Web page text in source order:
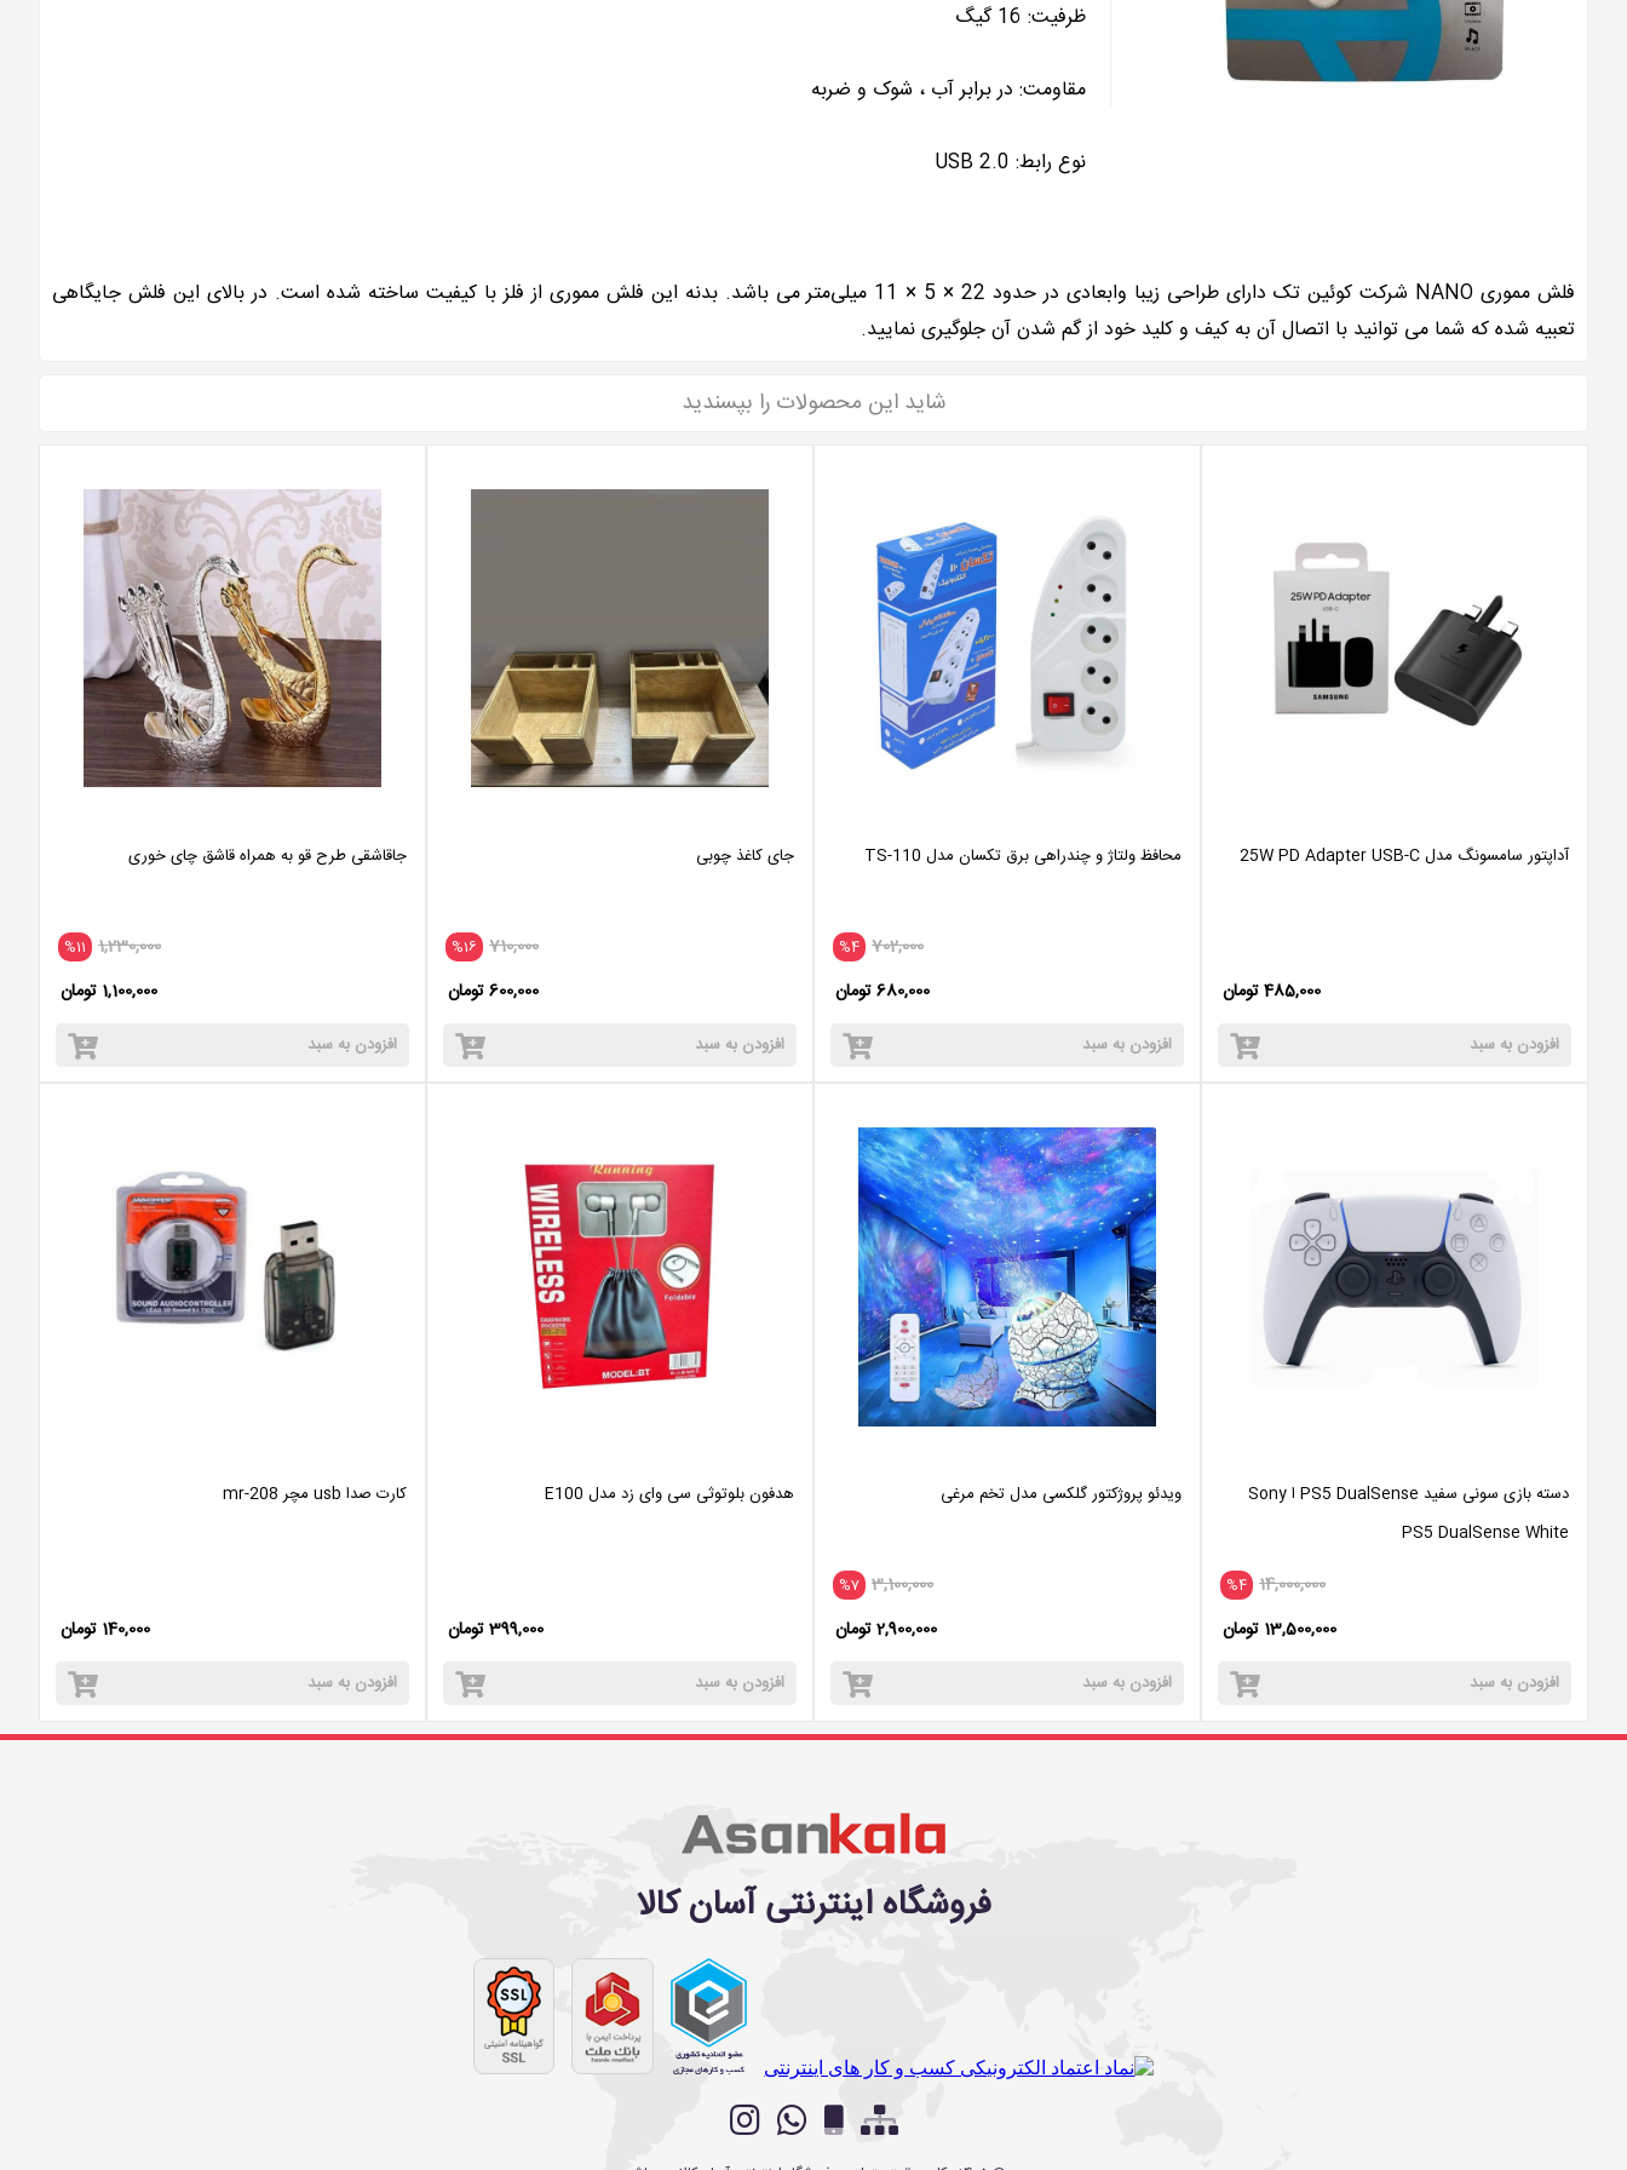
ظرفیت: 16 گیگ
مقاومت: در برابر آب ، شوک و ضربه
نوع رابط: USB 2.0
فلش مموری NANO شرکت کوئین تک دارای طراحی زیبا وابعادی در حدود 22 × 5 × 11 میلی‌متر می باشد. بدنه این فلش مموری از فلز با کیفیت ساخته شده است. در بالای این فلش جایگاهی
تعبیه شده که شما می توانید با اتصال آن به کیف و کلید خود از گم شدن آن جلوگیری نمایید.
شاید این محصولات را بپسندید
آداپتور سامسونگ مدل 25W PD Adapter USB-C
485,000 تومان
افزودن به سبد
محافظ ولتاژ و چندراهی برق تکسان مدل TS-110
%4 702,000
680,000 تومان
افزودن به سبد
جای کاغذ چوبی
%16 710,000
600,000 تومان
افزودن به سبد
جاقاشقی طرح قو به همراه قاشق چای خوری
%11 1,230,000
1,100,000 تومان
افزودن به سبد
دسته بازی سونی سفید PS5 DualSense ا Sony
PS5 DualSense White
%4 14,000,000
13,500,000 تومان
افزودن به سبد
ویدئو پروژکتور گلکسی مدل تخم مرغی
%7 3,100,000
2,900,000 تومان
افزودن به سبد
هدفون بلوتوثی سی وای زد مدل E100
399,000 تومان
افزودن به سبد
کارت صدا usb مچر mr-208
140,000 تومان
افزودن به سبد
فروشگاه اینترنتی آسان کالا